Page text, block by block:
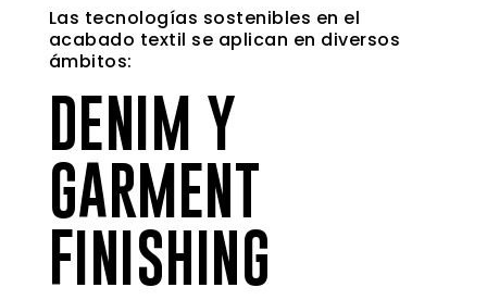
Las tecnologías sostenibles en el
acabado textil se aplican en diversos
ámbitos:
DENIM Y
GARMENT
FINISHING